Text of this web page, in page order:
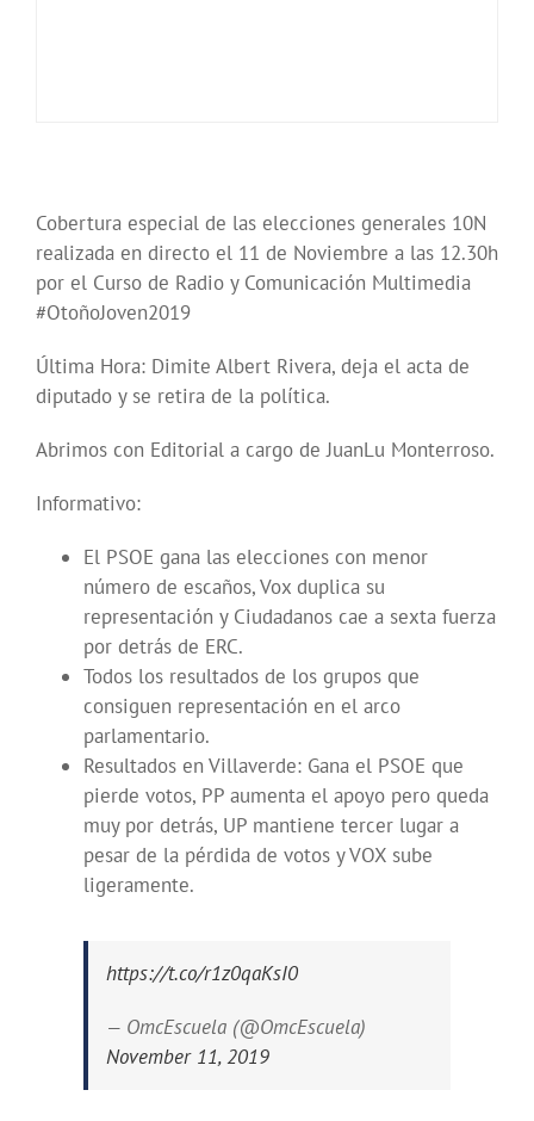
Cobertura especial de las elecciones generales 10N
realizada en directo el 11 de Noviembre a las 12.30h
por el Curso de Radio y Comunicación Multimedia
#OtoñoJoven2019
Última Hora: Dimite Albert Rivera, deja el acta de
diputado y se retira de la política.
Abrimos con Editorial a cargo de JuanLu Monterroso.
Informativo:
El PSOE gana las elecciones con menor
número de escaños, Vox duplica su
representación y Ciudadanos cae a sexta fuerza
por detrás de ERC.
Todos los resultados de los grupos que
consiguen representación en el arco
parlamentario.
Resultados en Villaverde: Gana el PSOE que
pierde votos, PP aumenta el apoyo pero queda
muy por detrás, UP mantiene tercer lugar a
pesar de la pérdida de votos y VOX sube
ligeramente.
https://t.co/r1z0qaKsI0
— OmcEscuela (@OmcEscuela)
November 11, 2019